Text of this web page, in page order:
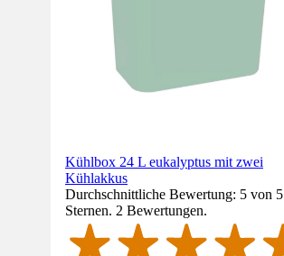
Kühlbox 24 L eukalyptus mit zwei
Kühlakkus
Durchschnittliche Bewertung: 5 von 5
Sternen. 2 Bewertungen.